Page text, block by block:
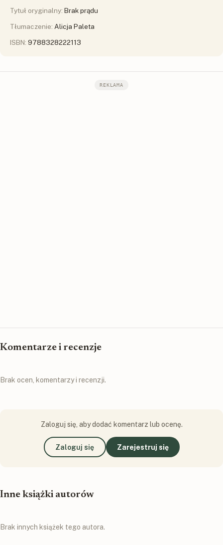
Tytuł oryginalny: Brak prądu
Tłumaczenie: Alicja Paleta
ISBN: 9788328222113
REKLAMA
Komentarze i recenzje
Brak ocen, komentarzy i recenzji.
Zaloguj się, aby dodać komentarz lub ocenę.
Zaloguj się Zarejestruj się
Inne książki autorów
Brak innych książek tego autora.